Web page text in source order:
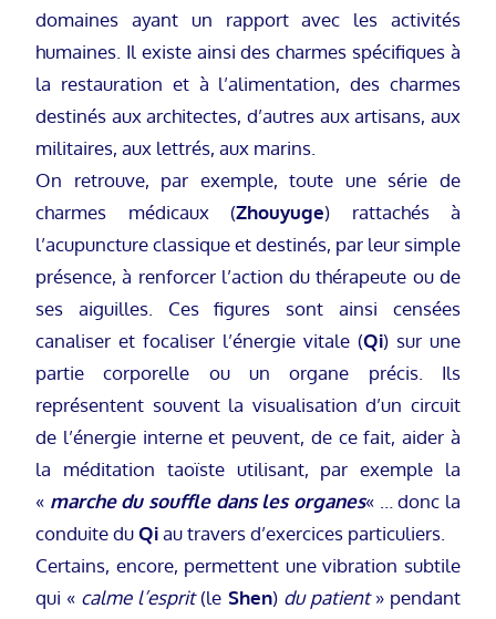
domaines ayant un rapport avec les activités
humaines. Il existe ainsi des charmes spécifiques à
la restauration et à l’alimentation, des charmes
destinés aux architectes, d’autres aux artisans, aux
militaires, aux lettrés, aux marins.
On retrouve, par exemple, toute une série de
charmes médicaux (Zhouyuge) rattachés à
l’acupuncture classique et destinés, par leur simple
présence, à renforcer l’action du thérapeute ou de
ses aiguilles. Ces figures sont ainsi censées
canaliser et focaliser l’énergie vitale (Qi) sur une
partie corporelle ou un organe précis. Ils
représentent souvent la visualisation d’un circuit
de l’énergie interne et peuvent, de ce fait, aider à
la méditation taoïste utilisant, par exemple la
« marche du souffle dans les organes« … donc la
conduite duQiau travers d’exercices particuliers.
Certains, encore, permettent une vibration subtile
qui « calme l’esprit(le Shen) du patient» pendant